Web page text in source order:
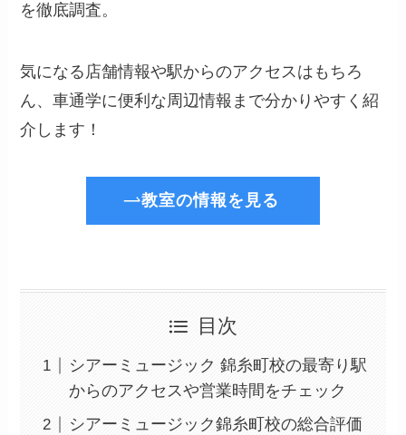
を徹底調査。
気になる店舗情報や駅からのアクセスはもちろ
ん、車通学に便利な周辺情報まで分かりやすく紹
介します！
教室の情報を見る
目次
シアーミュージック 錦糸町校の最寄り駅
からのアクセスや営業時間をチェック
シアーミュージック錦糸町校の総合評価